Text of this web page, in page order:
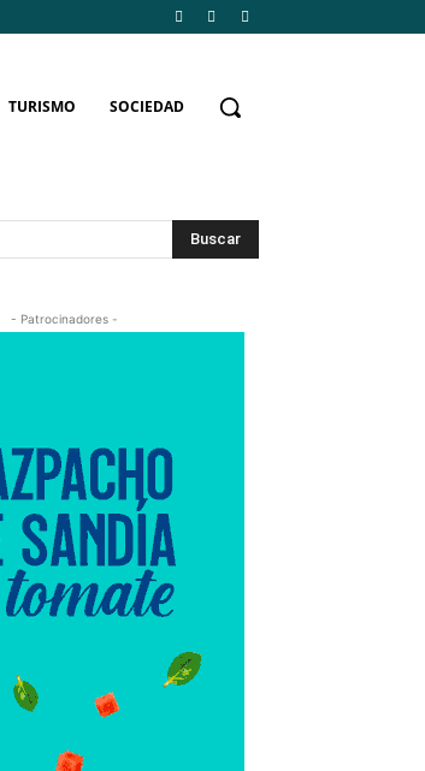
TURISMO SOCIEDAD
Buscar
- Patrocinadores -